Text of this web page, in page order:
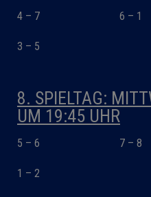
4 – 7 6 – 1
3 – 5
8. SPIELTAG:
UM 19:45 UHR
5 – 6 7 – 8
1 – 2